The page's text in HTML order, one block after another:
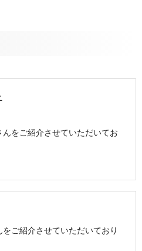
をご紹介させていただいてお
ご紹介させていただいており